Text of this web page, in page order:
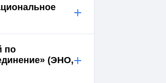
+
по
(ЭНО,+